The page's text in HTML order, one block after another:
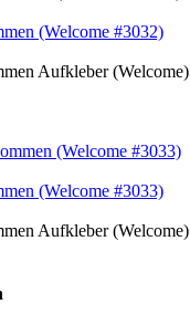
(Welcome #3032)
Aufkleber (Welcome)
(Welcome #3033)
Aufkleber (Welcome)